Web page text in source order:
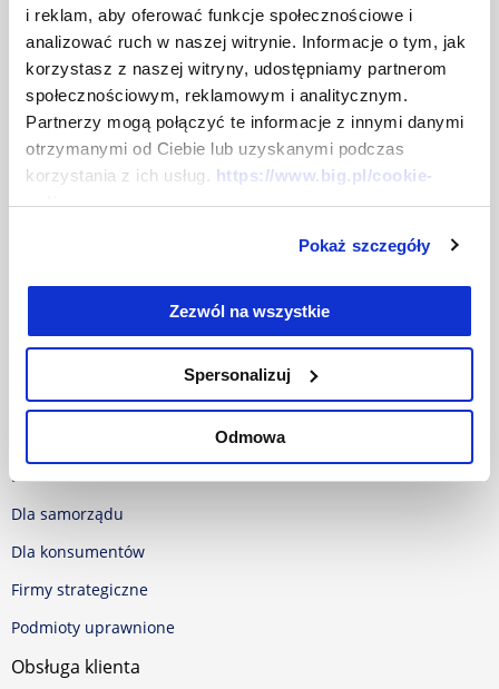
i reklam, aby oferować funkcje społecznościowe i
analizować ruch w naszej witrynie. Informacje o tym, jak
korzystasz z naszej witryny, udostępniamy partnerom
społecznościowym, reklamowym i analitycznym.
Partnerzy mogą połączyć te informacje z innymi danymi
otrzymanymi od Ciebie lub uzyskanymi podczas
korzystania z ich usług. https://www.big.pl/cookie-
policy
Pokaż szczegóły
Zezwól na wszystkie
Spersonalizuj
Odmowa
Jak działamy
Władze i akcjonariusze
Praca w BIG InfoMonitor
Dla prasy
Mapa strony
Polityka w sprawie Cookies
Dla firm
Dla samorządu
Dla konsumentów
Firmy strategiczne
Podmioty uprawnione
Obsługa klienta